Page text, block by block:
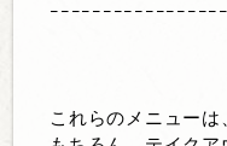
ｰｰｰｰｰｰｰｰｰｰｰｰｰｰｰｰ
これらのメニュー